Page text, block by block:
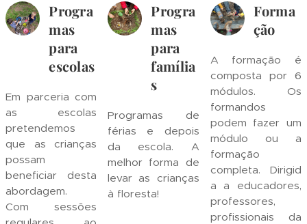
Progra
mas
para
escolas
Em parceria com
as escolas
pretendemos
que as crianças
possam
beneficiar desta
abordagem.
Com sessões
Progra
mas
para
família
s
Programas de
férias e depois
da escola. A
melhor forma de
levar as crianças
à floresta!
Forma
ção
A formação é
composta por 6
módulos. Os
formandos
podem fazer um
módulo ou a
formação
completa. Dirigid
a a educadores,
professores,
profissionais da